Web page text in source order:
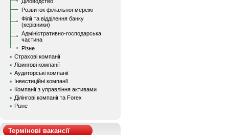
Розвиток філіальної мережі
Філії та відділення банку
(керівники)
Адміністративно-господарська
частина
Різне
Страхові компанії
Лізингові компанії
Аудиторські компанії
Інвестиційні компанії
Компанії з управління активами
Ділінгові компанії та Forex
Різне
Термінові вакансії